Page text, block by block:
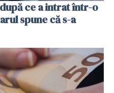
ce a intrat într-o
spune că s-a